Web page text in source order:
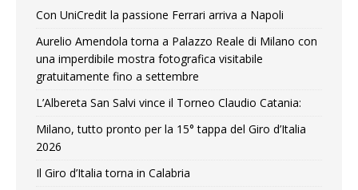
Con UniCredit la passione Ferrari arriva a Napoli
Aurelio Amendola torna a Palazzo Reale di Milano con
una imperdibile mostra fotografica visitabile
gratuitamente fino a settembre
L’Albereta San Salvi vince il Torneo Claudio Catania:
Milano, tutto pronto per la 15° tappa del Giro d’Italia
2026
Il Giro d’Italia torna in Calabria